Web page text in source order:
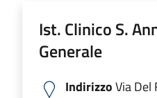
Ist. Clinico S.
Generale
IndirizzoVia Del